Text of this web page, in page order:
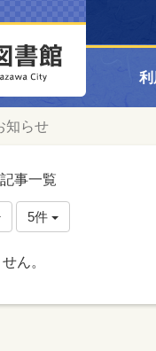
利
知らせ
事一覧
5件
ん。